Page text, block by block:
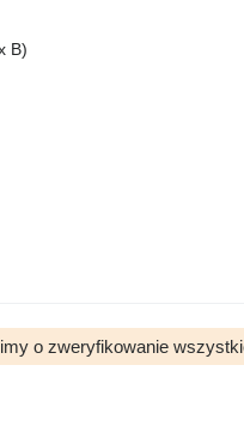
B)
o zweryfikowanie